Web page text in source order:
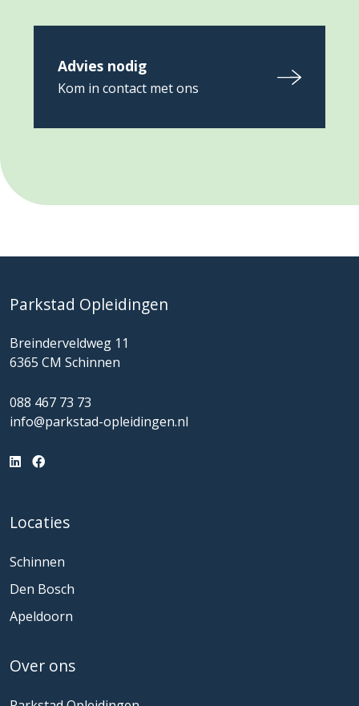
Advies nodig
Kom in contact met ons
Parkstad Opleidingen
Breinderveldweg 11
6365 CM Schinnen
088 467 73 73
info@parkstad-opleidingen.nl
Locaties
Schinnen
Den Bosch
Apeldoorn
Over ons